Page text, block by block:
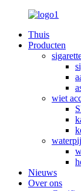
Thuis
Producten
wiet
Nieuws
Over ons